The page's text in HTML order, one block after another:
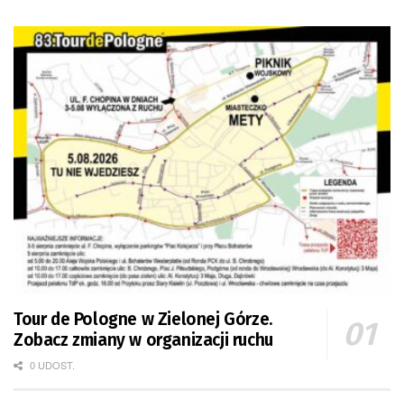
Tour de Pologne w Zielonej Górze.
Zobacz zmiany w organizacji ruchu
0 UDOST.